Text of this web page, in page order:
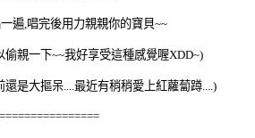
遍,唱完後用力親親你的寶貝~~
親一下~~我好享受這種感覺喔XDD~)
還是大摳呆....最近有稍稍愛上紅蘿蔔蹲....)